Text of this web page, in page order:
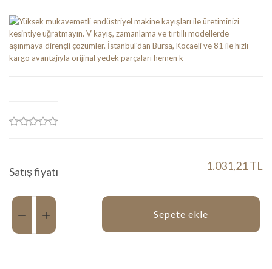
Satış fiyatı 1.031,21 TL
Miktar:
Sepete ekle